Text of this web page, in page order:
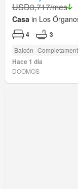
USD3,717/mes
Casa in Los
4 3
Balcón
Hace 1 día
DOOMOS